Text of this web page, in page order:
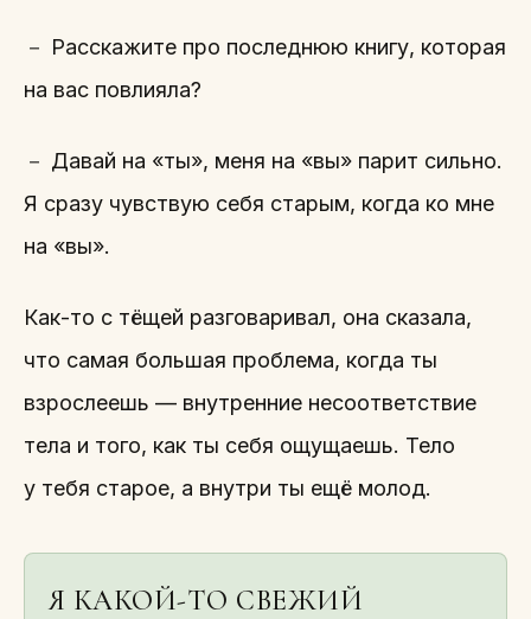
－ Расскажите про последнюю книгу, которая
на вас повлияла?
－ Давай на «ты», меня на «вы» парит сильно.
Я сразу чувствую себя старым, когда ко мне
на «вы».
Как-то с тёщей разговаривал, она сказала,
что самая большая проблема, когда ты
взрослеешь — внутренние несоответствие
тела и того, как ты себя ощущаешь. Тело
у тебя старое, а внутри ты ещё молод.
Я КАКОЙ-ТО СВЕЖИЙ